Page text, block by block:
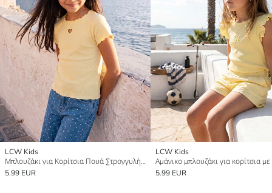
LCW Kids
Μπλουζάκι για Κορίτσια Πουά Στρογγυλή Λαιμόκοψη
5.99 EUR
LCW Kids
5.99 EUR